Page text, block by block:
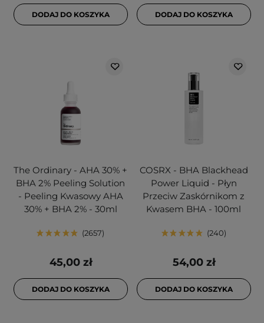
DODAJ DO KOSZYKA DODAJ DO KOSZYKA
The Ordinary - AHA 30% +
BHA 2% Peeling Solution
- Peeling Kwasowy AHA
30% + BHA 2% - 30ml
2657
45,00 zł
DODAJ DO KOSZYKA
COSRX - BHA Blackhead
Power Liquid - Płyn
Przeciw Zaskórnikom z
Kwasem BHA - 100ml
240
54,00 zł
DODAJ DO KOSZYKA